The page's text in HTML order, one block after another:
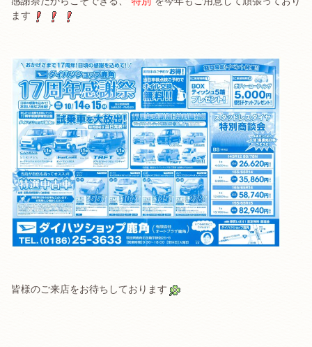
ます
皆様のご来店をお待ちしております